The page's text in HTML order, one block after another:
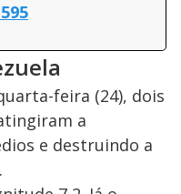
feira (24), dois
a
e destruindo a